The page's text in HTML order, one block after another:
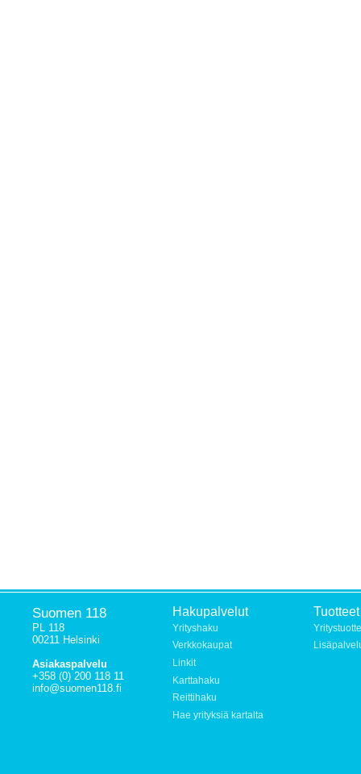
Suomen 118
PL 118
00211 Helsinki
Asiakaspalvelu
+358 (0) 200 118 11
info@suomen118.fi
Hakupalvelut
Yrityshaku
Verkkokaupat
Linkit
Karttahaku
Reittihaku
Hae yrityksiä kartalta